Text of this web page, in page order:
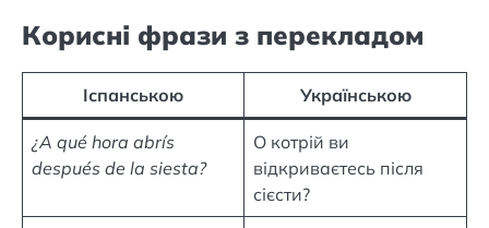
Корисні фрази з перекладом
Іспанською Українською
¿A qué hora abrís
después de la siesta?
О котрій ви
відкриваєтесь після
сієсти?